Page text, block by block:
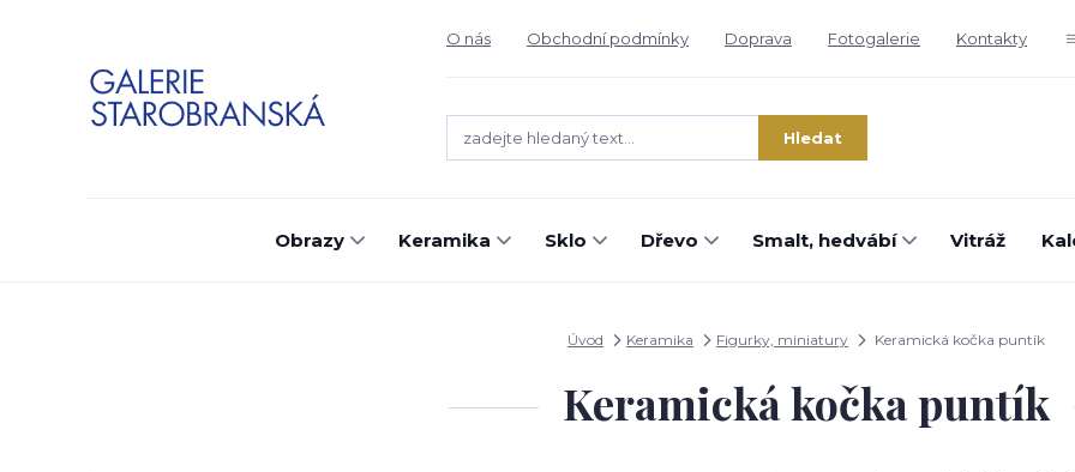
O nás Obchodní podmínky Doprava Fotogalerie Kontakty
Hledat
Obrazy Keramika Sklo Dřevo Smalt, hedvábí Vitráž
Úvod Keramika Figurky, miniatury Keramická kočka puntík
Keramická kočka puntík